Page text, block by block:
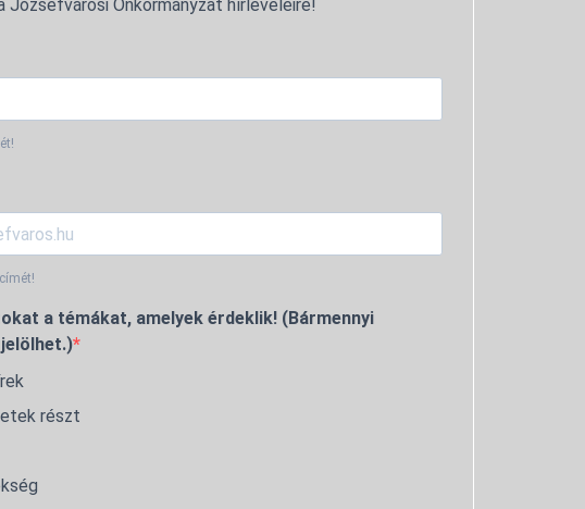
Józsefvárosi Önkormányzat hírleveleire!
a témákat, amelyek érdeklik! (Bármennyi
részt